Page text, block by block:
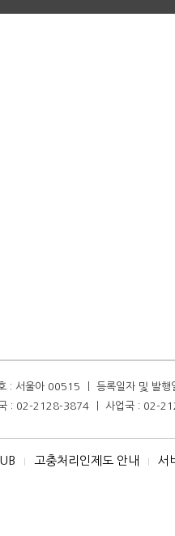
: 서울아 00515 ㅣ 등록일자 및 발
국 : 02-2128-3874 ㅣ 사업국 : 02-
I 고충처리인제도 안내 I 서